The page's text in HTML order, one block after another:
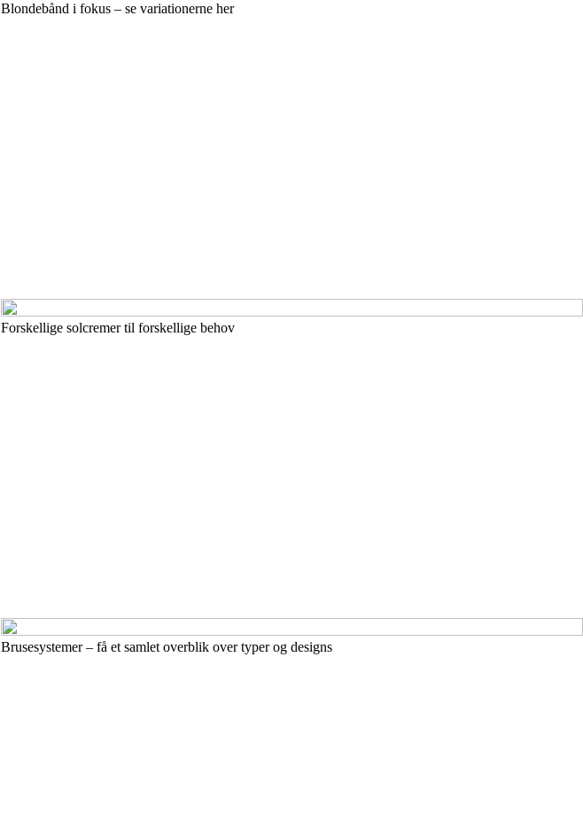
Blondebånd i fokus – se variationerne her
Forskellige solcremer til forskellige behov
Brusesystemer – få et samlet overblik over typer og designs